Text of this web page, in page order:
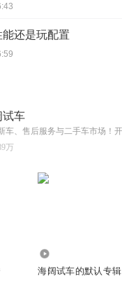
还是玩配置
试车
万
海阔试车的默认专辑